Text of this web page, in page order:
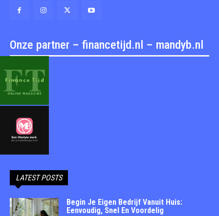
Onze partner – financetijd.nl – mandyb.nl
LATEST POSTS
Begin Je Eigen Bedrijf Vanuit Huis:
Eenvoudig, Snel En Voordelig